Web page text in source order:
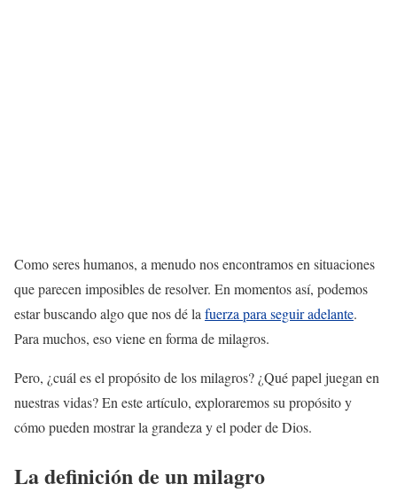
Como seres humanos, a menudo nos encontramos en situaciones
que parecen imposibles de resolver. En momentos así, podemos
estar buscando algo que nos dé la fuerza para seguir adelante.
Para muchos, eso viene en forma de milagros.
Pero, ¿cuál es el propósito de los milagros? ¿Qué papel juegan en
nuestras vidas? En este artículo, exploraremos su propósito y
cómo pueden mostrar la grandeza y el poder de Dios.
La definición de un milagro